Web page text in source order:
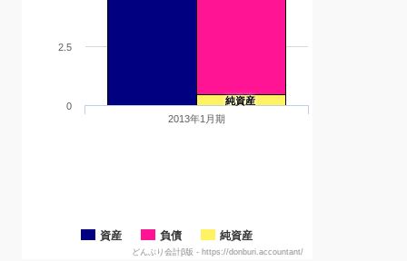
純資産
資産 負債 純資産
2013年1月期
0
2.5
どんぶり会計β版 - https://donburi.accountant/